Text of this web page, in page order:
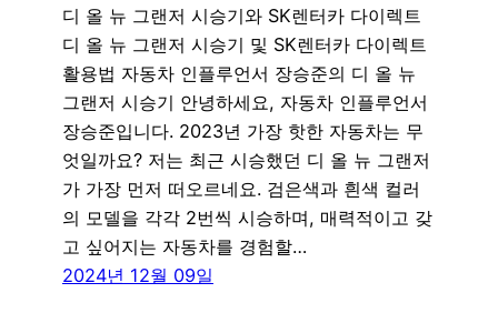
디 올 뉴 그랜저 시승기와 SK렌터카 다이렉트
디 올 뉴 그랜저 시승기 및 SK렌터카 다이렉트
활용법 자동차 인플루언서 장승준의 디 올 뉴
그랜저 시승기 안녕하세요, 자동차 인플루언서
장승준입니다. 2023년 가장 핫한 자동차는 무
엇일까요? 저는 최근 시승했던 디 올 뉴 그랜저
가 가장 먼저 떠오르네요. 검은색과 흰색 컬러
의 모델을 각각 2번씩 시승하며, 매력적이고 갖
고 싶어지는 자동차를 경험할…
2024년 12월 09일